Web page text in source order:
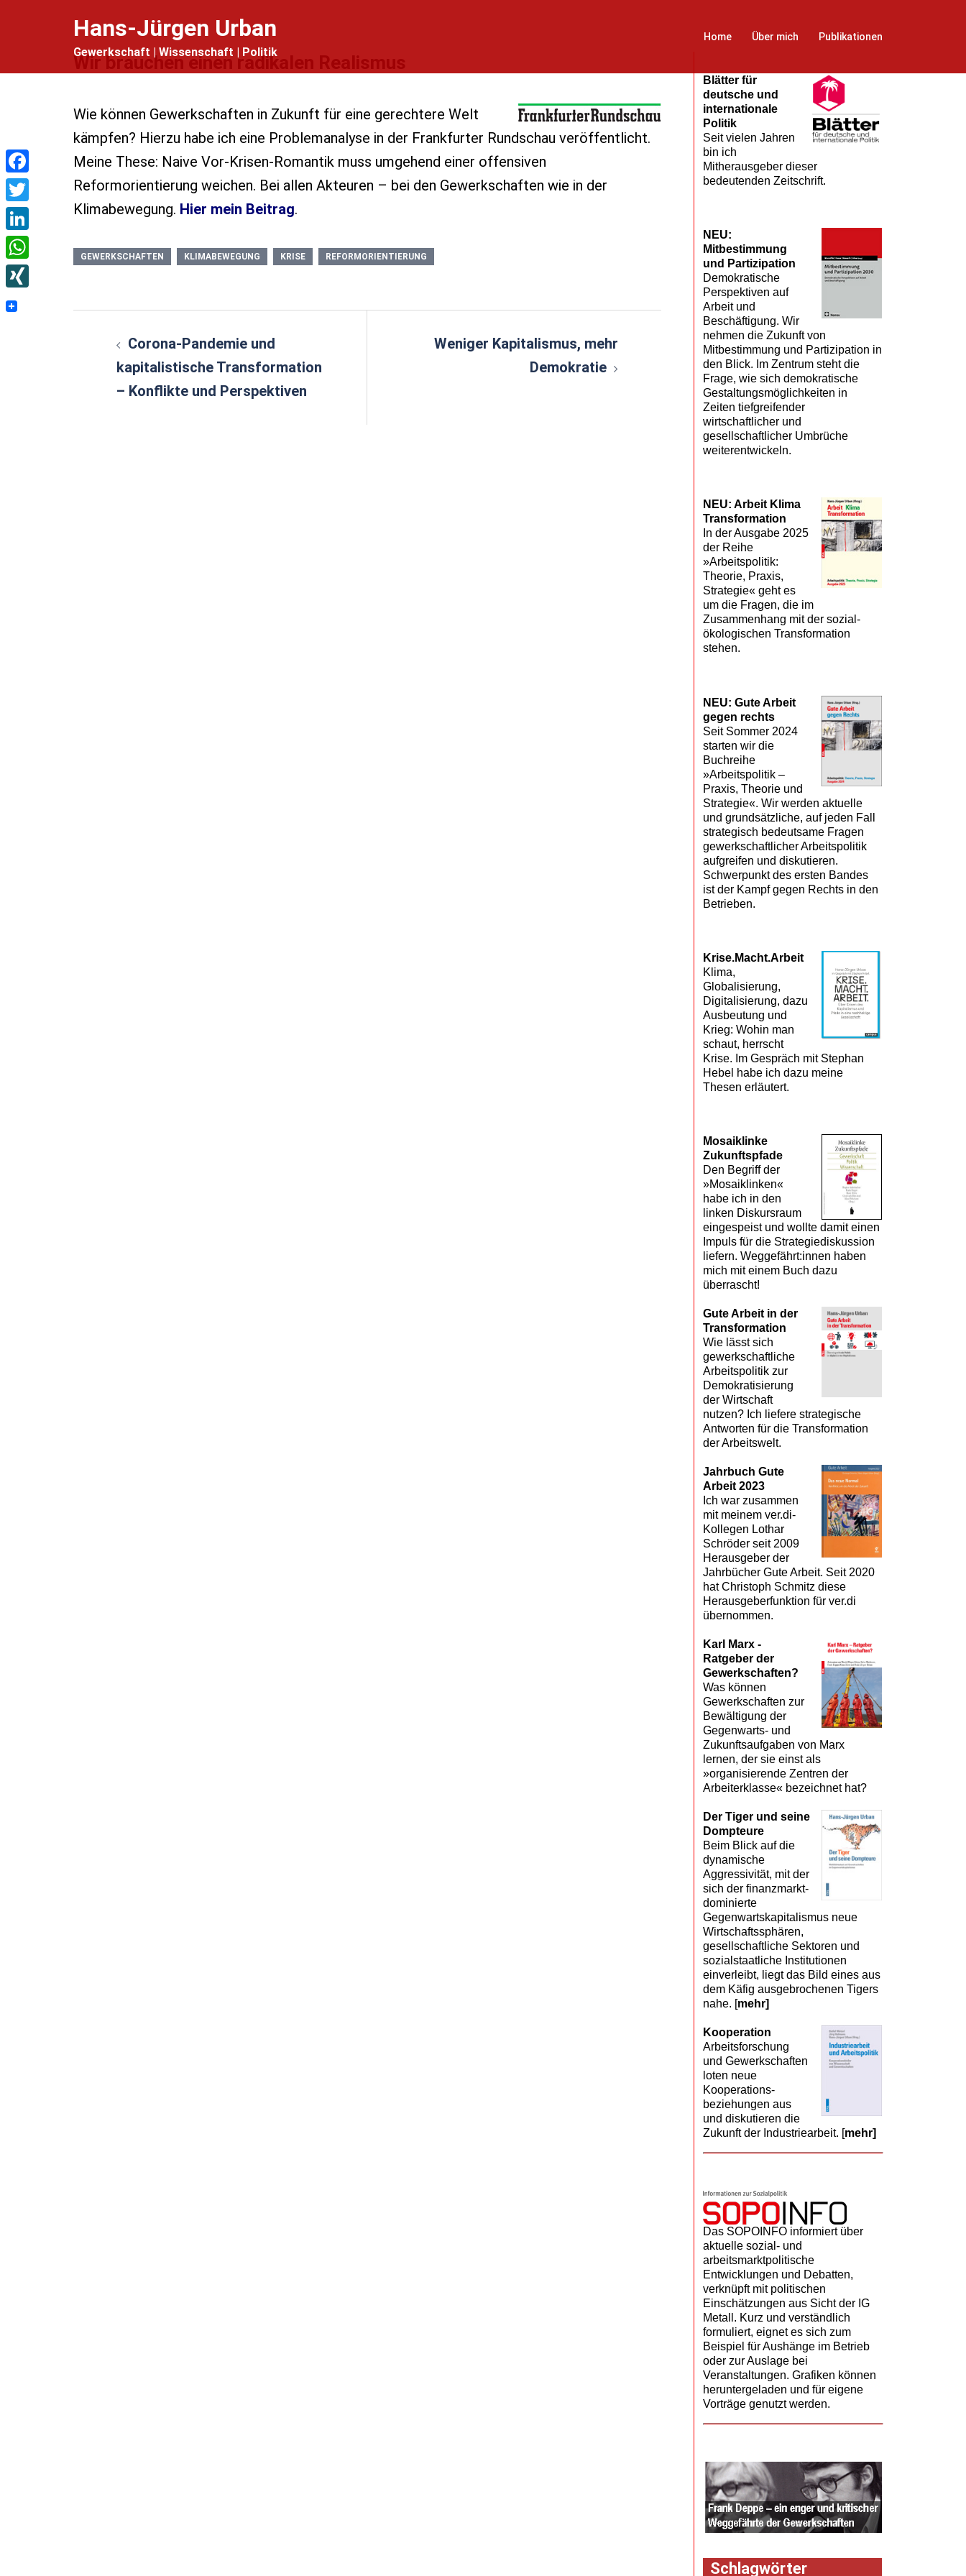
Hans-Jürgen Urban
Gewerkschaft | Wissenschaft | Politik
Home Über mich Publikationen
Wir brauchen einen radikalen Realismus
Wie können Gewerkschaften in Zukunft für eine gerechtere Welt
kämpfen? Hierzu habe ich eine Problemanalyse in der Frankfurter Rundschau veröffentlicht.
Meine These: Naive Vor-Krisen-Romantik muss umgehend einer offensiven
Reformorientierung weichen. Bei allen Akteuren – bei den Gewerkschaften wie in der
Klimabewegung. Hier mein Beitrag.
GEWERKSCHAFTEN KLIMABEWEGUNG KRISE REFORMORIENTIERUNG
Beitragsnavigation
Corona-Pandemie und
kapitalistische Transformation
– Konflikte und Perspektiven
Weniger Kapitalismus, mehr
Demokratie
Blätter für
deutsche und
internationale
Politik
Seit vielen Jahren
bin ich
Mitherausgeber dieser
bedeutenden Zeitschrift.
NEU:
Mitbestimmung
und Partizipation
Demokratische
Perspektiven auf
Arbeit und
Beschäftigung. Wir
nehmen die Zukunft von
Mitbestimmung und Partizipation in
den Blick. Im Zentrum steht die
Frage, wie sich demokratische
Gestaltungsmöglichkeiten in
Zeiten tiefgreifender
wirtschaftlicher und
gesellschaftlicher Umbrüche
weiterentwickeln.
NEU: Arbeit Klima
Transformation
In der Ausgabe 2025
der Reihe
»Arbeitspolitik:
Theorie, Praxis,
Strategie« geht es
um die Fragen, die im
Zusammenhang mit der sozial-
ökologischen Transformation
stehen.
NEU: Gute Arbeit
gegen rechts
Seit Sommer 2024
starten wir die
Buchreihe
»Arbeitspolitik –
Praxis, Theorie und
Strategie«. Wir werden aktuelle
und grundsätzliche, auf jeden Fall
strategisch bedeutsame Fragen
gewerkschaftlicher Arbeitspolitik
aufgreifen und diskutieren.
Schwerpunkt des ersten Bandes
ist der Kampf gegen Rechts in den
Betrieben.
Krise.Macht.Arbeit
Klima,
Globalisierung,
Digitalisierung, dazu
Ausbeutung und
Krieg: Wohin man
schaut, herrscht
Krise. Im Gespräch mit Stephan
Hebel habe ich dazu meine
Thesen erläutert.
Mosaik­linke
Zukunfts­pfade
Den Begriff der
»Mosaiklinken«
habe ich in den
linken Diskursraum
eingespeist und wollte damit einen
Impuls für die Strategiediskussion
liefern. Weggefährt:innen haben
mich mit einem Buch dazu
überrascht!
Gute Arbeit in der
Transformation
Wie lässt sich
gewerkschaftliche
Arbeitspolitik zur
Demokratisierung
der Wirtschaft
nutzen? Ich liefere strategische
Antworten für die Transformation
der Arbeitswelt.
Jahrbuch Gute
Arbeit 2023
Ich war zusammen
mit meinem ver.di-
Kollegen Lothar
Schröder seit 2009
Herausgeber der
Jahrbücher Gute Arbeit. Seit 2020
hat Christoph Schmitz diese
Herausgeberfunktion für ver.di
übernommen.
Karl Marx -
Ratgeber der
Gewerkschaften?
Was können
Gewerkschaften zur
Bewältigung der
Gegenwarts- und
Zukunftsaufgaben von Marx
lernen, der sie einst als
»organisierende Zentren der
Arbeiterklasse« bezeichnet hat?
Der Tiger und seine
Dompteure
Beim Blick auf die
dynamische
Aggressivität, mit der
sich der finanzmarkt­
dominierte
Gegenwartskapitalismus neue
Wirtschaftssphären,
gesellschaftliche Sektoren und
sozialstaatliche Institutionen
einverleibt, liegt das Bild eines aus
dem Käfig ausgebrochenen Tigers
nahe. [mehr]
Kooperation
Arbeits­forschung
und Gewerk­schaften
loten neue
Kooperations­
beziehungen aus
und diskutieren die
Zukunft der Industriearbeit. [mehr]
Das SOPOINFO informiert über
aktuelle sozial- und
arbeitsmarktpolitische
Entwicklungen und Debatten,
verknüpft mit politischen
Einschätzungen aus Sicht der IG
Metall. Kurz und verständlich
formuliert, eignet es sich zum
Beispiel für Aushänge im Betrieb
oder zur Auslage bei
Veranstaltungen. Grafiken können
heruntergeladen und für eigene
Vorträge genutzt werden.
Schlagwörter
Facebook
Twitter
LinkedIn
WhatsApp
XING